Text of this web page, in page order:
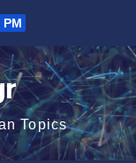
Topics